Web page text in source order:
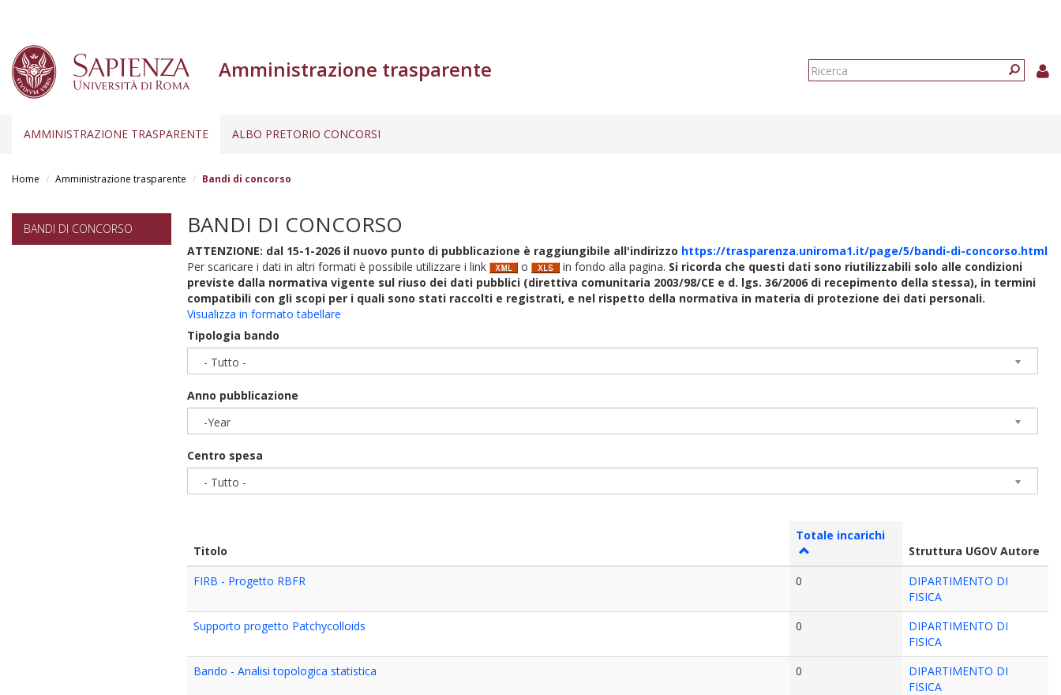
Amministrazione trasparente
Form
AMMINISTRAZIONE TRASPARENTE ALBO PRETORIO CONCORSI
Home Amministrazione trasparente Bandi di concorso
BANDI DI CONCORSO BANDI DI CONCORSO
ATTENZIONE: dal 15-1-2026 il nuovo punto di pubblicazione è raggiungibile all'indirizzo https://trasparenza.uniroma1.it/page/5/bandi-di-concorso.html
Per scaricare i dati in altri formati è possibile utilizzare i link
o in fondo alla pagina. Si ricorda che questi dati sono riutilizzabili solo alle condizioni
previste dalla normativa vigente sul riuso dei dati pubblici (direttiva comunitaria 2003/98/CE e d. lgs. 36/2006 di recepimento della stessa), in termini
compatibili con gli scopi per i quali sono stati raccolti e registrati, e nel rispetto della normativa in materia di protezione dei dati personali.
Visualizza in formato tabellare
Tipologia bando
- Tutto -
Anno pubblicazione
-Year
Centro spesa
- Tutto -
Titolo
Totale incarichi
Struttura UGOV Autore
FIRB - Progetto RBFR
0
DIPARTIMENTO DI
FISICA
Supporto progetto Patchycolloids
0
DIPARTIMENTO DI
FISICA
Bando - Analisi topologica statistica
0
DIPARTIMENTO DI
FISICA